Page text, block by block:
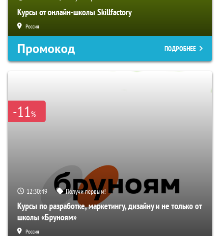
Курсы от онлайн-школы Skillfactory
Россия
Промокод ПОДРОБНЕЕ
-11%
12:30:48 Получи первым!
Курсы по разработке, маркетингу, дизайну и не только от
школы «Бруноям»
Россия